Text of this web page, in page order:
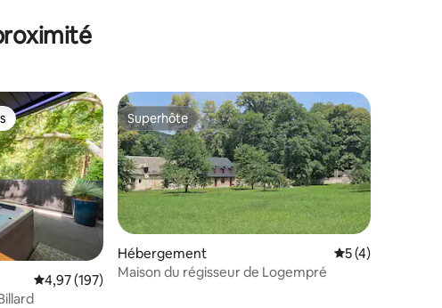
: 4,98 sur 5
Évaluation moyenne sur la base de 197 commentaires : 4,97 sur 5
4,97 (197)
Superhôte
Superhôte
Hébergement Évaluation
5 (4)
Maison du régisseur de Logempré